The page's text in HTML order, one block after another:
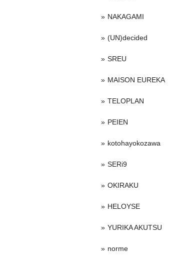
NAKAGAMI
(UN)decided
SREU
MAISON EUREKA
TELOPLAN
PEIEN
kotohayokozawa
SERi9
OKIRAKU
HELOYSE
YURIKA AKUTSU
norme